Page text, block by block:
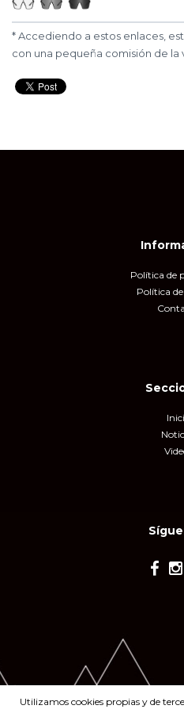
Utilizamos cookies propias y de
* Accediendo a estos enlaces,
con una pequeña comisión de la
Política de
Política